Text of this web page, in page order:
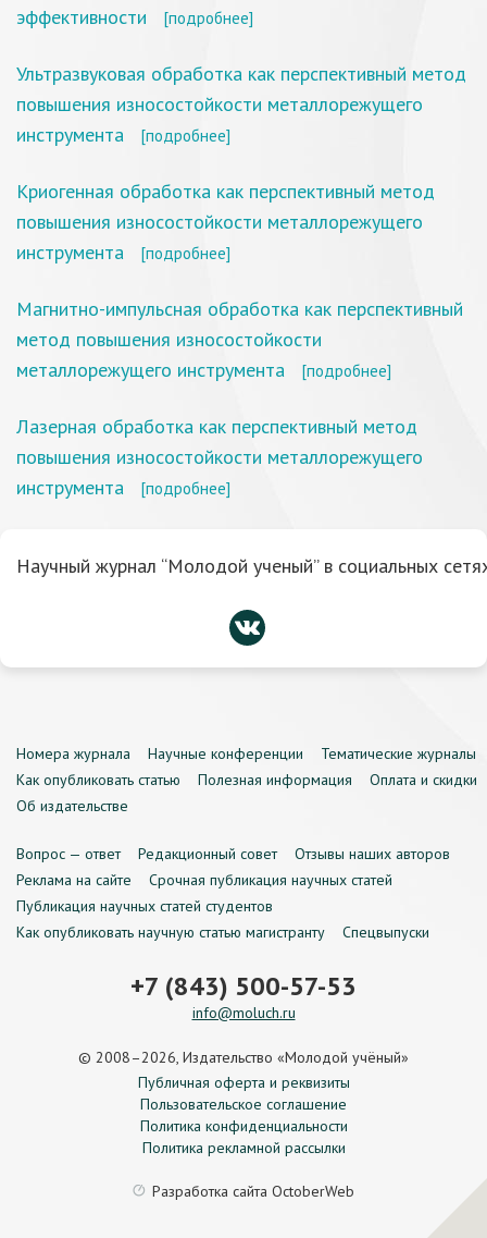
эффективности
[подробнее]
Ультразвуковая обработка как перспективный метод
повышения износостойкости металлорежущего
инструмента
[подробнее]
Криогенная обработка как перспективный метод
повышения износостойкости металлорежущего
инструмента
[подробнее]
Магнитно-импульсная обработка как перспективный
метод повышения износостойкости
металлорежущего инструмента
[подробнее]
Лазерная обработка как перспективный метод
повышения износостойкости металлорежущего
инструмента
[подробнее]
Научный журнал “Молодой ученый” в социальных
Номера журнала Научные конференции
Тематические журналы
Как опубликовать статью
Полезная информация
Оплата и скидки
Об издательстве
Вопрос — ответ Редакционный совет
Отзывы наших авторов
Реклама на сайте
Срочная публикация научных статей
Публикация научных статей студентов
Как опубликовать научную статью магистранту
Спецвыпуски
+7 (843) 500-57-53
info@moluch.ru
© 2008–2026, Издательство «Молодой учёный»
Публичная оферта и реквизиты
Пользовательское соглашение
Политика конфиденциальности
Политика рекламной рассылки
Разработка сайта OctoberWeb